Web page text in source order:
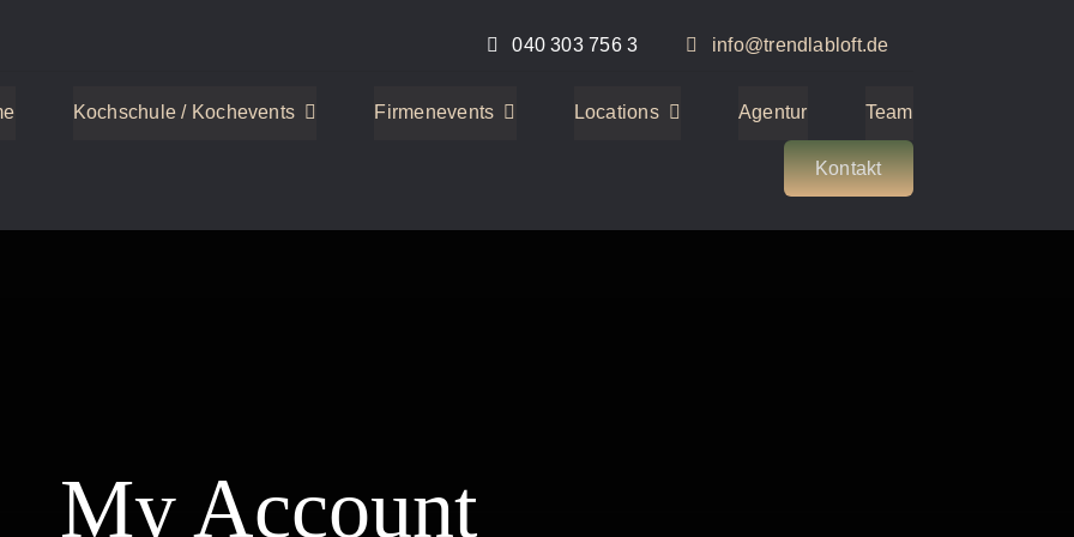
040 303 756 3 info@trendlabloft.de
Kochschule / Kochevents Firmenevents Locations Agentur Team
Kontakt
My Account